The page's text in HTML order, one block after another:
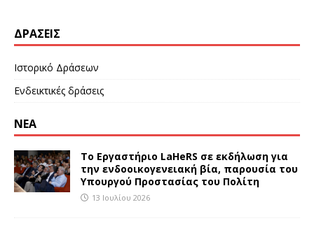
ΔΡΆΣΕΙΣ
Ιστορικό Δράσεων
Ενδεικτικές δράσεις
ΝΕΑ
Το Εργαστήριο LaHeRS σε εκδήλωση για
την ενδοοικογενειακή βία, παρουσία του
Υπουργού Προστασίας του Πολίτη
13 Ιουλίου 2026